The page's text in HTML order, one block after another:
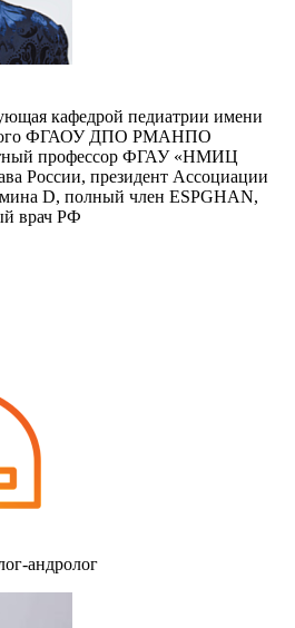
кафедрой педиатрии имени
ФГАОУ ДПО РМАНПО
профессор ФГАУ «НМИЦ
России, президент Ассоциации
D, полный член ESPGHAN,
врач РФ
андролог